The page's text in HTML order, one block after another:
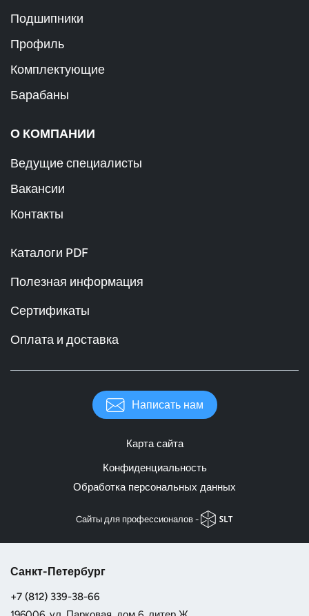
Подшипники
Профиль
Комплектующие
Барабаны
О КОМПАНИИ
Ведущие специалисты
Вакансии
Контакты
Каталоги PDF
Полезная информация
Сертификаты
Оплата и доставка
Написать нам
Карта сайта
Конфиденциальность
Обработка персональных данных
Cайты для профессионалов -
Санкт-Петербург
+7 (812) 339-38-66